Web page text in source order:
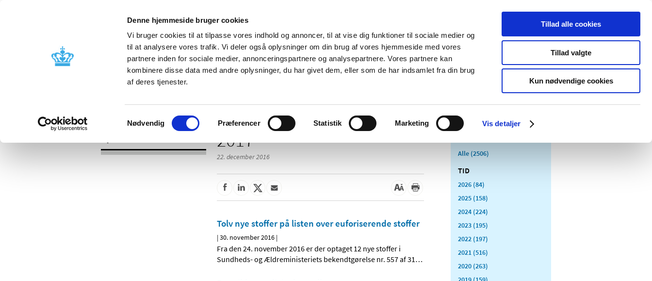
Denne hjemmeside bruger cookies
Vi bruger cookies til at tilpasse vores indhold og annoncer, til at vise dig funktioner til sociale medier og
til at analysere vores trafik. Vi deler også oplysninger om din brug af vores hjemmeside med vores
partnere inden for sociale medier, annonceringspartnere og analysepartnere. Vores partnere kan
kombinere disse data med andre oplysninger, du har givet dem, eller som de har indsamlet fra din brug
af deres tjenester.
Samtykkevalg
Nødvendig Præferencer Statistik Marketing Vis detaljer
Tillad alle cookies
Tillad valgte
Kun nødvendige cookies
Nyheder Om os Kontakt Udgivelser
Godkendelse og
Bivirkninger og
produktinformation
Tilskud og
Apoteker og salg af
Medicinsk
Særlige
produktområder
2017
22. december 2016
Tolv nye stoffer på listen over euforiserende stoffer
|30. november 2016 |
Fra den 24. november 2016 er der optaget 12 nye stoffer i
Sundheds- og Ældreministeriets bekendtgørelse nr. 557 af 31…
Alle (2506)
TID
2026 (84)
2025 (158)
2024 (224)
2023 (195)
2022 (197)
2021 (516)
2020 (263)